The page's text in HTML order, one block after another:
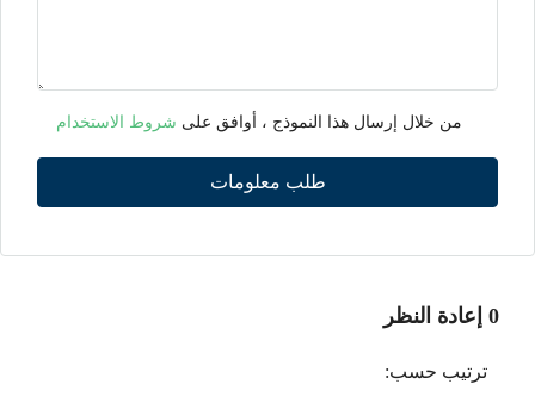
من خلال إرسال هذا النموذج ، أوافق على شروط الاستخدام
طلب معلومات
0 إعادة النظر
ترتيب حسب: